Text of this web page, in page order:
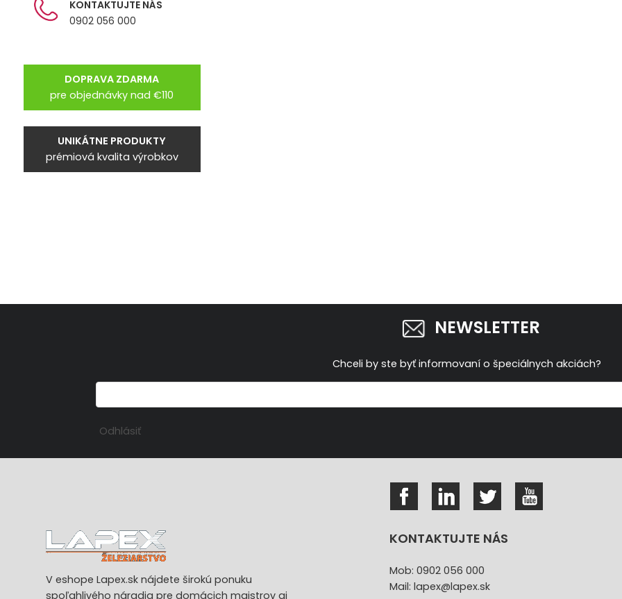
KONTAKTUJTE NÁS
0902 056 000
DOPRAVA ZDARMA
pre objednávky nad €110
UNIKÁTNE PRODUKTY
prémiová kvalita výrobkov
NEWSLETTER
Chceli by ste byť informovaní o špeciálnych akciách?
Odhlásiť
V eshope Lapex.sk nájdete širokú ponuku
spoľahlivého náradia pre domácich majstrov aj
KONTAKTUJTE NÁS
Mob: 0902 056 000
Mail: lapex@lapex.sk